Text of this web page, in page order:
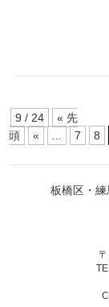
9 / 24
« 先
頭
« 7 8
板橋区・